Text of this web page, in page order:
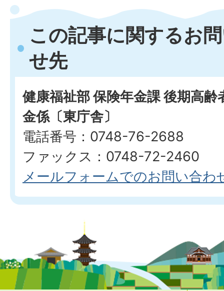
この記事に関するお
せ先
健康福祉部 保険年金課 後期高
金係〔東庁舎〕
電話番号：0748-76-2688
ファックス：0748-72-2460
メールフォームでのお問い合わ